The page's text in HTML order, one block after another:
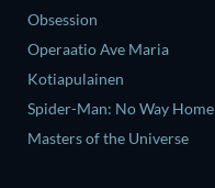
Obsession
Operaatio Ave Maria
Kotiapulainen
Spider-Man: No Way Home
Masters of the Universe